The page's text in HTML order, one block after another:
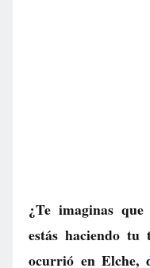
¿Te imaginas
estás haciendo
ocurrió en Elche,